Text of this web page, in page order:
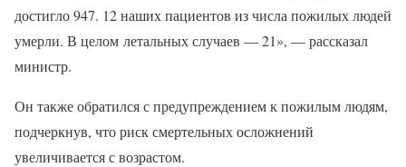
достигло 947. 12 наших пациентов из числа пожилых людей
умерли. В целом летальных случаев — 21», — рассказал
министр.
Он также обратился с предупреждением к пожилым людям,
подчеркнув, что риск смертельных осложнений
увеличивается с возрастом.